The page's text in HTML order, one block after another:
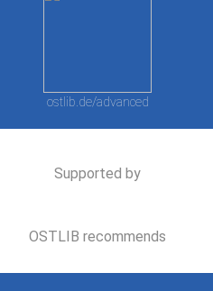
ostlib.de/advanced
Supported by
OSTLIB recommends